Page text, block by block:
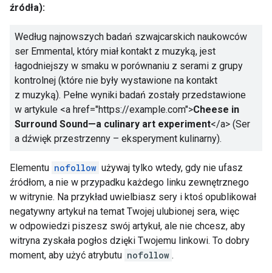
źródła):
Według najnowszych badań szwajcarskich naukowców
ser Emmental, który miał kontakt z muzyką, jest
łagodniejszy w smaku w porównaniu z serami z grupy
kontrolnej (które nie były wystawione na kontakt
z muzyką). Pełne wyniki badań zostały przedstawione
w artykule <a href="https://example.com">Cheese in
Surround Sound—a culinary art experiment</a> (Ser
a dźwięk przestrzenny – eksperyment kulinarny).
Elementu nofollow używaj tylko wtedy, gdy nie ufasz
źródłom, a nie w przypadku każdego linku zewnętrznego
w witrynie. Na przykład uwielbiasz sery i ktoś opublikował
negatywny artykuł na temat Twojej ulubionej sera, więc
w odpowiedzi piszesz swój artykuł, ale nie chcesz, aby
witryna zyskała pogłos dzięki Twojemu linkowi. To dobry
moment, aby użyć atrybutu nofollow .